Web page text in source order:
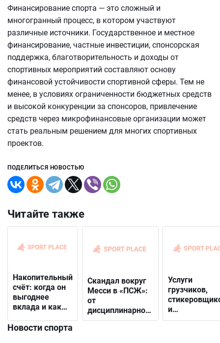
Финансирование спорта — это сложный и
многогранный процесс, в котором участвуют
различные источники. Государственное и местное
финансирование, частные инвестиции, спонсорская
поддержка, благотворительность и доходы от
спортивных мероприятий составляют основу
финансовой устойчивости спортивной сферы. Тем не
менее, в условиях ограниченности бюджетных средств
и высокой конкуренции за спонсоров, привлечение
средств через микрофинансовые организации может
стать реальным решением для многих спортивных
проектов.
ПОДЕЛИТЬСЯ НОВОСТЬЮ
Читайте также
Накопительный
счёт: когда он
выгоднее
вклада и как
подходящий
Скандал вокруг
Месси в «ПСЖ»:
от
дисциплинарного
решения до
Услуги
грузчиков,
и
Новости спорта